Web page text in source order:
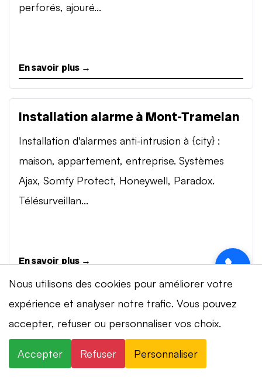
perforés, ajouré...
En savoir plus →
Installation alarme à Mont-Tramelan
Installation d'alarmes anti-intrusion à {city} :
maison, appartement, entreprise. Systèmes
Ajax, Somfy Protect, Honeywell, Paradox.
Télésurveillan...
En savoir plus →
Vidéosurveillance à Mont-Tramelan
Installation de systèmes de vidéosurveillance à
{city} : caméras IP 4K, visionnage smartphone,
Nous utilisons des cookies pour améliorer votre
expérience et analyser notre trafic. Vous pouvez
accepter, refuser ou personnaliser vos choix.
Accepter Refuser Personnaliser